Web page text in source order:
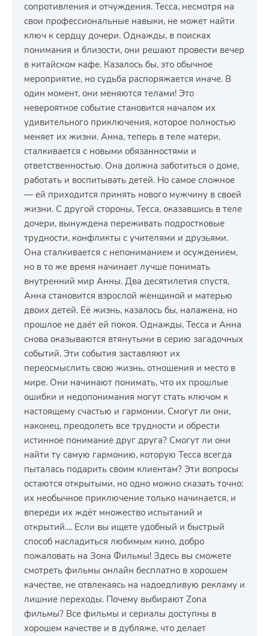
сопротивления и отчуждения. Тесса, несмотря на
свои профессиональные навыки, не может найти
ключ к сердцу дочери. Однажды, в поисках
понимания и близости, они решают провести вечер
в китайском кафе. Казалось бы, это обычное
мероприятие, но судьба распоряжается иначе. В
один момент, они меняются телами! Это
невероятное событие становится началом их
удивительного приключения, которое полностью
меняет их жизни. Анна, теперь в теле матери,
сталкивается с новыми обязанностями и
ответственностью. Она должна заботиться о доме,
работать и воспитывать детей. Но самое сложное
— ей приходится принять нового мужчину в своей
жизни. С другой стороны, Тесса, оказавшись в теле
дочери, вынуждена переживать подростковые
трудности, конфликты с учителями и друзьями.
Она сталкивается с непониманием и осуждением,
но в то же время начинает лучше понимать
внутренний мир Анны. Два десятилетия спустя,
Анна становится взрослой женщиной и матерью
двоих детей. Её жизнь, казалось бы, налажена, но
прошлое не даёт ей покоя. Однажды, Тесса и Анна
снова оказываются втянутыми в серию загадочных
событий. Эти события заставляют их
переосмыслить свою жизнь, отношения и место в
мире. Они начинают понимать, что их прошлые
ошибки и недопонимания могут стать ключом к
настоящему счастью и гармонии. Смогут ли они,
наконец, преодолеть все трудности и обрести
истинное понимание друг друга? Смогут ли они
найти ту самую гармонию, которую Тесса всегда
пыталась подарить своим клиентам? Эти вопросы
остаются открытыми, но одно можно сказать точно:
их необычное приключение только начинается, и
впереди их ждёт множество испытаний и
открытий.... Если вы ищете удобный и быстрый
способ насладиться любимым кино, добро
пожаловать на Зона Фильмы! Здесь вы сможете
смотреть фильмы онлайн бесплатно в хорошем
качестве, не отвлекаясь на надоедливую рекламу и
лишние переходы. Почему выбирают Zona
фильмы? Все фильмы и сериалы доступны в
хорошем качестве и в дубляже, что делает